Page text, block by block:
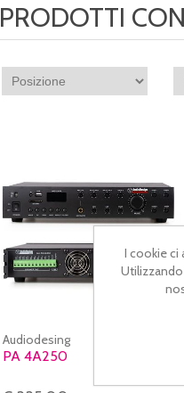
PRODOTTI
Audiodesing
PA 4A250
I cookie ci